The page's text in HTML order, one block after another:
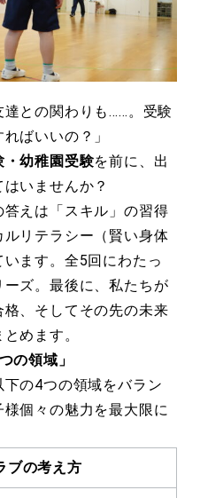
達との関わりも……。受験
ばいいの？」
・幼稚園受験を前に、出
いませんか？
答えは「スキル」の習得
リテラシー（賢い身体
ます。全5回にわたっ
ズ。最後に、私たちが
、そしてその先の未来
めます。
つの領域」
の4つの領域をバラン
個々の魅力を最大限に
ブの考え方